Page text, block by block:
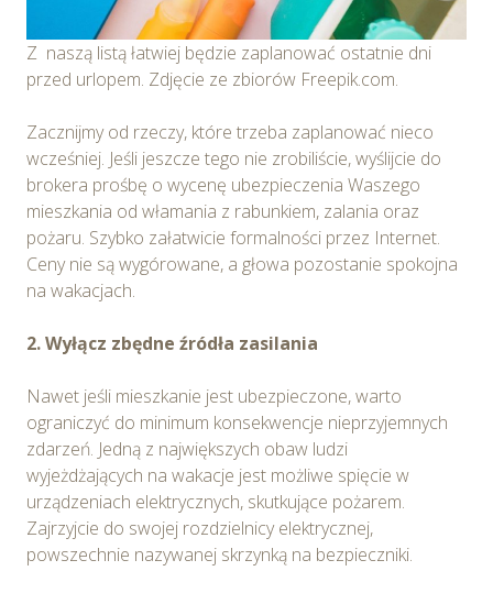
Z naszą listą łatwiej będzie zaplanować ostatnie dni
przed urlopem. Zdjęcie ze zbiorów Freepik.com.
Zacznijmy od rzeczy, które trzeba zaplanować nieco
wcześniej. Jeśli jeszcze tego nie zrobiliście, wyślijcie do
brokera prośbę o wycenę ubezpieczenia Waszego
mieszkania od włamania z rabunkiem, zalania oraz
pożaru. Szybko załatwicie formalności przez Internet.
Ceny nie są wygórowane, a głowa pozostanie spokojna
na wakacjach.
2. Wyłącz zbędne źródła zasilania
Nawet jeśli mieszkanie jest ubezpieczone, warto
ograniczyć do minimum konsekwencje nieprzyjemnych
zdarzeń. Jedną z największych obaw ludzi
wyjeżdżających na wakacje jest możliwe spięcie w
urządzeniach elektrycznych, skutkujące pożarem.
Zajrzyjcie do swojej rozdzielnicy elektrycznej,
powszechnie nazywanej skrzynką na bezpieczniki.